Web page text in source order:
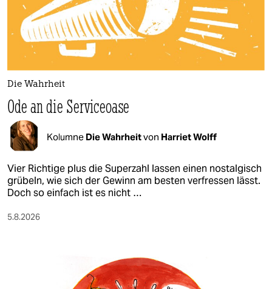
shop
fragen & hilfe
unterstützen
abo
genossenschaft
epaper login
Die Wahrheit
Ode an die Serviceoase
Kolumne Die Wahrheitvon Harriet Wolff
Vier Richtige plus die Superzahl lassen einen nostalgisch
grübeln, wie sich der Gewinn am besten verfressen lässt.
Doch so einfach ist es nicht …
5.8.2026